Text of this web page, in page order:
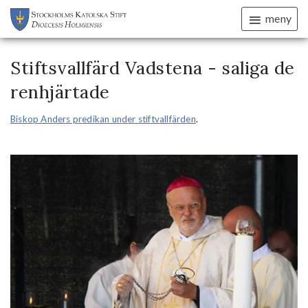
meny
Stiftsvallfärd Vadstena - saliga de
renhjärtade
Biskop Anders predikan under stiftvallfärden.